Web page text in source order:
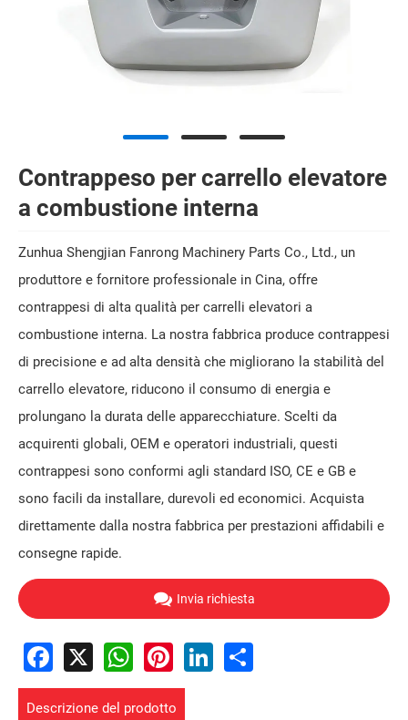
Contrappeso per carrello elevatore
a combustione interna
Zunhua Shengjian Fanrong Machinery Parts Co., Ltd., un
produttore e fornitore professionale in Cina, offre
contrappesi di alta qualità per carrelli elevatori a
combustione interna. La nostra fabbrica produce contrappesi
di precisione e ad alta densità che migliorano la stabilità del
carrello elevatore, riducono il consumo di energia e
prolungano la durata delle apparecchiature. Scelti da
acquirenti globali, OEM e operatori industriali, questi
contrappesi sono conformi agli standard ISO, CE e GB e
sono facili da installare, durevoli ed economici. Acquista
direttamente dalla nostra fabbrica per prestazioni affidabili e
consegne rapide.
Invia richiesta
Facebook
X WhatsAppPinterestLinkedInShare
Descrizione del prodotto